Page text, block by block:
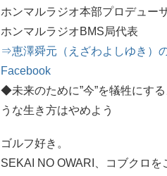
ホンマルラジオ本部プロデュー
ホンマルラジオBMS局代表
⇒恵澤舜元（えざわよしゆき）
Facebook
◆未来のために”今”を犠牲にする
うな生き方はやめよう
ゴルフ好き。
SEKAI NO OWARI、コブクロを